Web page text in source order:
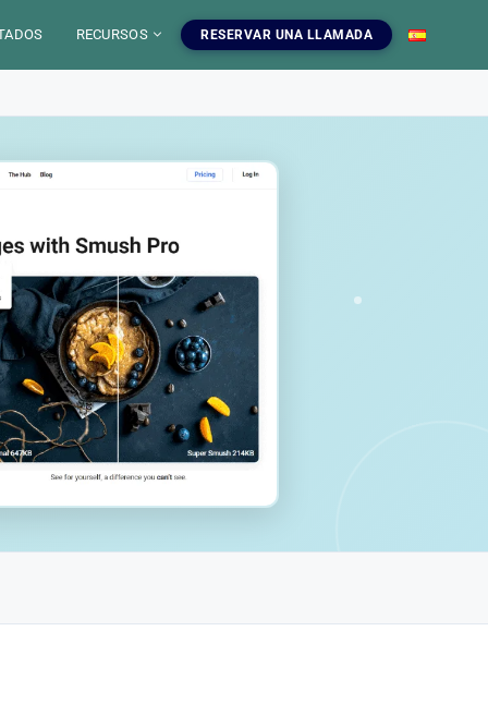
IA
SEO, auditorias,
web y estrategia de
Ver nuestros servicios
RECURSOS
gratuitas, blog y
el SEO.
las herramientas
RESERVAR UNA LLAMADA